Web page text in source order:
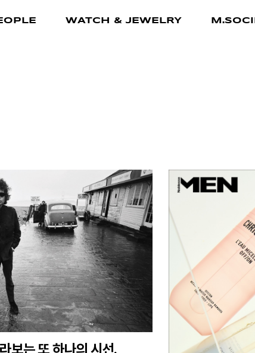
WATCH & JEWELRY
보는 또 하나의 시선.